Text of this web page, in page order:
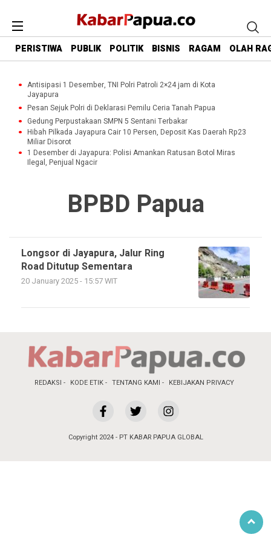
PERISTIWA PUBLIK POLITIK BISNIS RAGAM OLAH
Antisipasi 1 Desember, TNI Polri Patroli 2×24 jam di Kota
Jayapura
Pesan Sejuk Polri di Deklarasi Pemilu Ceria Tanah Papua
Gedung Perpustakaan SMPN 5 Sentani Terbakar
Hibah Pilkada Jayapura Cair 10 Persen, Deposit Kas Daerah Rp23
Miliar Disorot
1 Desember di Jayapura: Polisi Amankan Ratusan Botol Miras
Ilegal, Penjual Ngacir
BPBD Papua
Longsor di Jayapura, Jalur Ring
Road Ditutup Sementara
20 January 2025 - 15:57 WIT
REDAKSI KODE ETIK TENTANG KAMI KEBIJAKAN PRIVACY
Copyright 2024 - PT KABAR PAPUA GLOBAL